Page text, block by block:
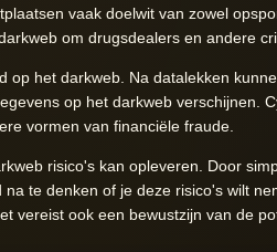
vaak doelwit van zowel
om drugsdealers en andere
het darkweb. Na datalekken
op het darkweb verschijnen.
vormen van financiële fraude.
risico's kan opleveren. Door
te denken of je deze risico's wilt
vereist ook een bewustzijn van de